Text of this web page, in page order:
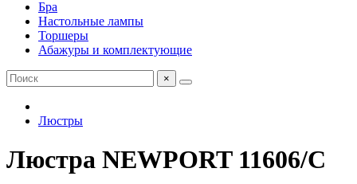
Бра
Настольные лампы
Торшеры
Абажуры и комплектующие
×
Люстры
Люстра NEWPORT 11606/C